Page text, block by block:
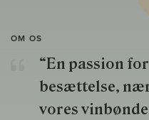
OM OS
“En passion
besættelse,
vores